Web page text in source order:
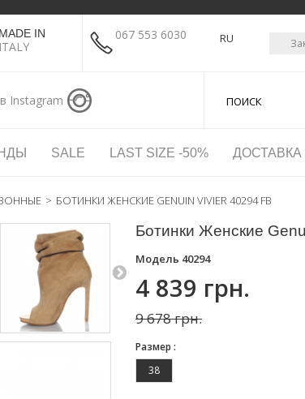
MADE IN
ITALY
067 553 6030
Instagram
RU
SALE LAST SIZE -50%
> БОТИНКИ ЖЕНСКИЕ GENUIN VIVIER 40294 FB
Ботинки Женские
Модель 40294
4 839 грн.
9 678 грн.
Размер :
38